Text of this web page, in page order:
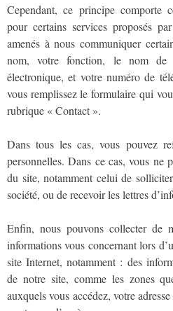
Cependant, ce principe comporte
pour certains services proposés
amenés à nous communiquer
nom, votre fonction, le nom de
électronique, et votre numéro de
vous remplissez le formulaire qui
rubrique « Contact ».
Dans tous les cas, vous pouvez
personnelles. Dans ce cas, vous ne
du site, notamment celui de
société, ou de recevoir les lettres
Enfin, nous pouvons collecter de
informations vous concernant lors
site Internet, notamment : des
de notre site, comme les zones
auxquels vous accédez, votre